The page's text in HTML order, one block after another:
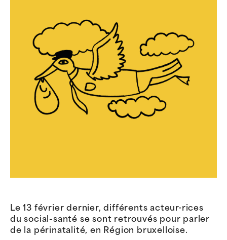
Le 13 février dernier, différents acteur·rices
du social-santé se sont retrouvés pour parler
de la périnatalité, en Région bruxelloise.